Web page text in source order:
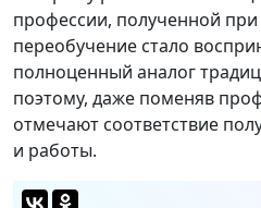
профессии, полученной
переобучение стало
полноценный аналог
поэтому, даже поменяв
отмечают соответствие
и работы.